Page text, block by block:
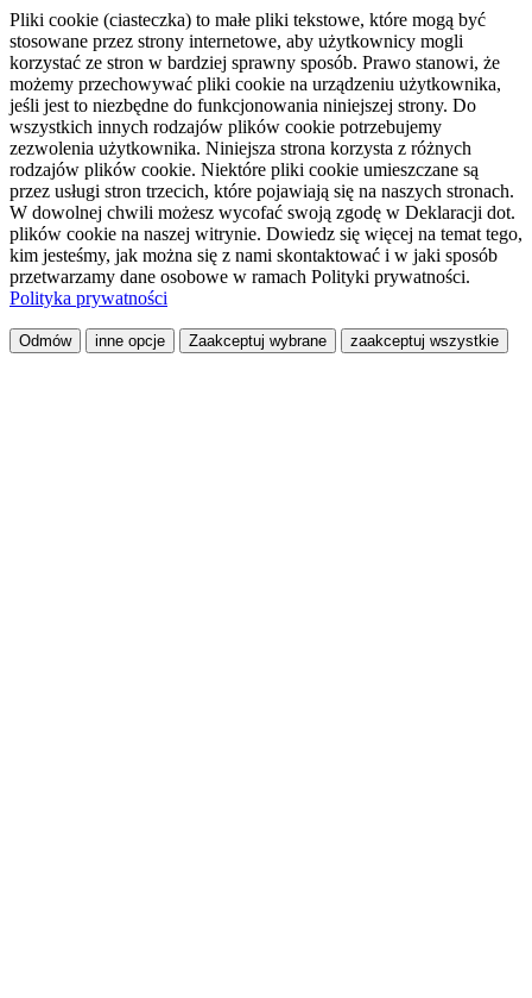
Pliki cookie (ciasteczka) to małe pliki tekstowe, które mogą być
stosowane przez strony internetowe, aby użytkownicy mogli
korzystać ze stron w bardziej sprawny sposób. Prawo stanowi, że
możemy przechowywać pliki cookie na urządzeniu użytkownika,
jeśli jest to niezbędne do funkcjonowania niniejszej strony. Do
wszystkich innych rodzajów plików cookie potrzebujemy
zezwolenia użytkownika. Niniejsza strona korzysta z różnych
rodzajów plików cookie. Niektóre pliki cookie umieszczane są
przez usługi stron trzecich, które pojawiają się na naszych stronach.
W dowolnej chwili możesz wycofać swoją zgodę w Deklaracji dot.
plików cookie na naszej witrynie. Dowiedz się więcej na temat tego,
kim jesteśmy, jak można się z nami skontaktować i w jaki sposób
przetwarzamy dane osobowe w ramach Polityki prywatności.
Polityka prywatności
Odmów inne opcje Zaakceptuj wybrane zaakceptuj wszystkie